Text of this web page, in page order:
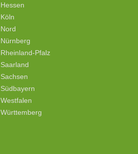
Hessen
Köln
Nord
Nürnberg
Rheinland-Pfalz
Saarland
Sachsen
Südbayern
Westfalen
Württemberg